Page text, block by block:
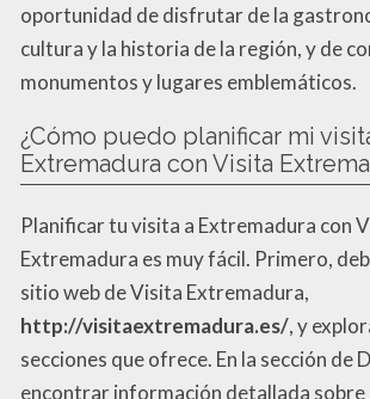
oportunidad de disfrutar de la
cultura y la historia de la región, y de
monumentos y lugares emblemáticos.
¿Cómo puedo planificar mi
Extremadura con Visita
Planificar tu visita a Extremadura con
Extremadura es muy fácil. Primero,
sitio web de Visita Extremadura,
http://visitaextremadura.es/, y
secciones que ofrece. En la sección de
encontrar información detallada sobre